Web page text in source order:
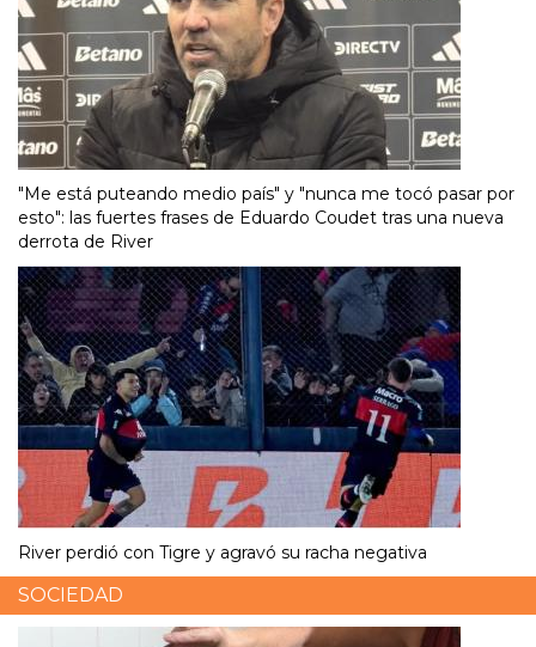
"Me está puteando medio país" y "nunca me tocó pasar por
esto": las fuertes frases de Eduardo Coudet tras una nueva
derrota de River
River perdió con Tigre y agravó su racha negativa
SOCIEDAD